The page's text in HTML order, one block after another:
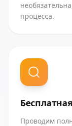
процесса.
Проводим